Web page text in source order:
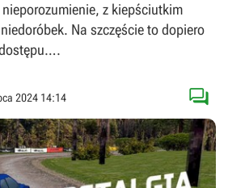
z kiepściutkim
Na szczęście to dopiero
2024 14:14 